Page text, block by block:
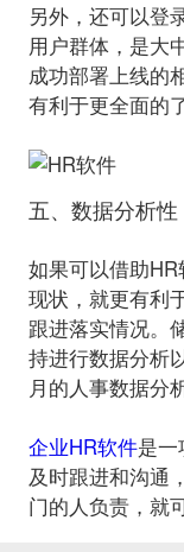
另外，还可以登
用户群体，是大
成功部署上线的
有利于更全面的
五、数据分析性
如果可以借助
现状，就更有利
跟进落实情况。
持进行数据分析
月的人事数据分
企业HR软件是一
及时跟进和沟通
门的人负责，就